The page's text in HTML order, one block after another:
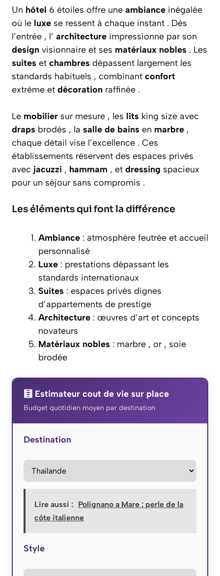
Un hôtel 6 étoiles offre une ambiance inégalée
où le luxe se ressent à chaque instant . Dès
l’entrée , l’ architecture impressionne par son
design visionnaire et ses matériaux nobles . Les
suites et chambres dépassent largement les
standards habituels , combinant confort
extrême et décoration raffinée .
Le mobilier sur mesure , les lits king size avec
draps brodés , la salle de bains en marbre ,
chaque détail vise l’excellence . Ces
établissements réservent des espaces privés
avec jacuzzi , hammam , et dressing spacieux
pour un séjour sans compromis .
Les éléments qui font la différence
Ambiance : atmosphère feutrée et accueil
personnalisé
Luxe : prestations dépassant les
standards internationaux
Suites : espaces privés dignes
d’appartements de prestige
Architecture : œuvres d’art et concepts
novateurs
Matériaux nobles : marbre , or , soie
brodée
🧮 Estimateur cout de vie sur place
Budget quotidien moyen par destination
Destination
Lire aussi : Polignano a Mare : perle de la
côte italienne
Style